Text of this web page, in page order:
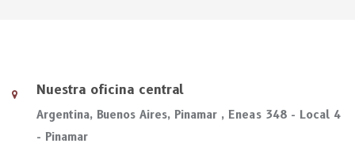
Nuestra oficina central
Argentina, Buenos Aires, Pinamar , Eneas 348 - Local 4
- Pinamar